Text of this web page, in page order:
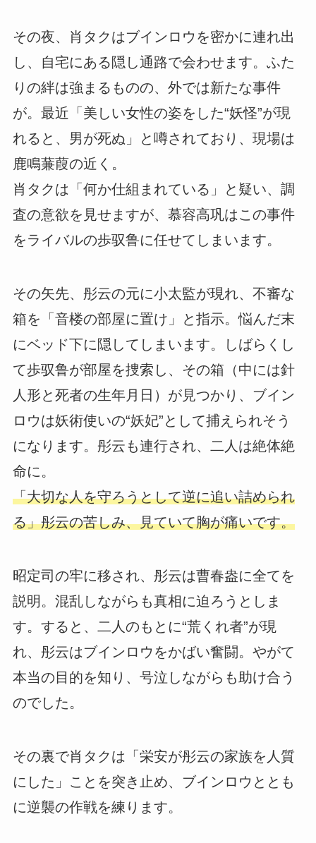
その夜、肖タクはブインロウを密かに連れ出
し、自宅にある隠し通路で会わせます。ふた
りの絆は強まるものの、外では新たな事件
が。最近「美しい女性の姿をした“妖怪”が現
れると、男が死ぬ」と噂されており、現場は
鹿鳴蒹葭の近く。
肖タクは「何か仕組まれている」と疑い、調
査の意欲を見せますが、慕容高巩はこの事件
をライバルの歩驭鲁に任せてしまいます。
その矢先、彤云の元に小太監が現れ、不審な
箱を「音楼の部屋に置け」と指示。悩んだ末
にベッド下に隠してしまいます。しばらくし
て歩驭鲁が部屋を捜索し、その箱（中には針
人形と死者の生年月日）が見つかり、ブイン
ロウは妖術使いの“妖妃”として捕えられそう
になります。彤云も連行され、二人は絶体絶
命に。
「大切な人を守ろうとして逆に追い詰められ
る」彤云の苦しみ、見ていて胸が痛いです。
昭定司の牢に移され、彤云は曹春盎に全てを
説明。混乱しながらも真相に迫ろうとしま
す。すると、二人のもとに“荒くれ者”が現
れ、彤云はブインロウをかばい奮闘。やがて
本当の目的を知り、号泣しながらも助け合う
のでした。
その裏で肖タクは「栄安が彤云の家族を人質
にした」ことを突き止め、ブインロウととも
に逆襲の作戦を練ります。